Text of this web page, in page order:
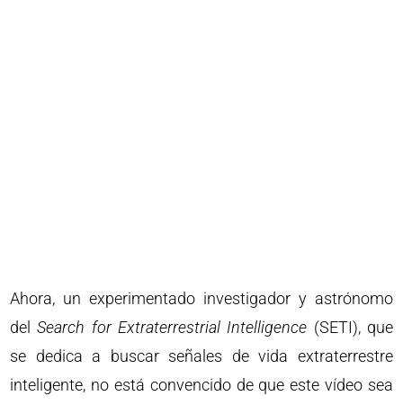
Ahora, un experimentado investigador y astrónomo
delSearch for Extraterrestrial Intelligence (SETI), que
se dedica a buscar señales de vida extraterrestre
inteligente, no está convencido de que este vídeo sea